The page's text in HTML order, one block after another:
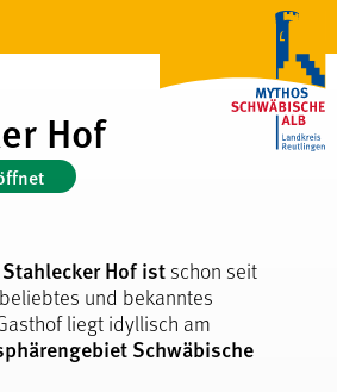
Hof
Hof ist schon seit
und bekanntes
liegt idyllisch am
Schwäbische